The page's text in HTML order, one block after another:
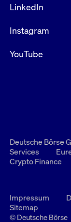
LinkedIn
Instagram
YouTube
Deutsche Börse
Services
Crypto Finance
Impressum
Sitemap
© Deutsche Börse